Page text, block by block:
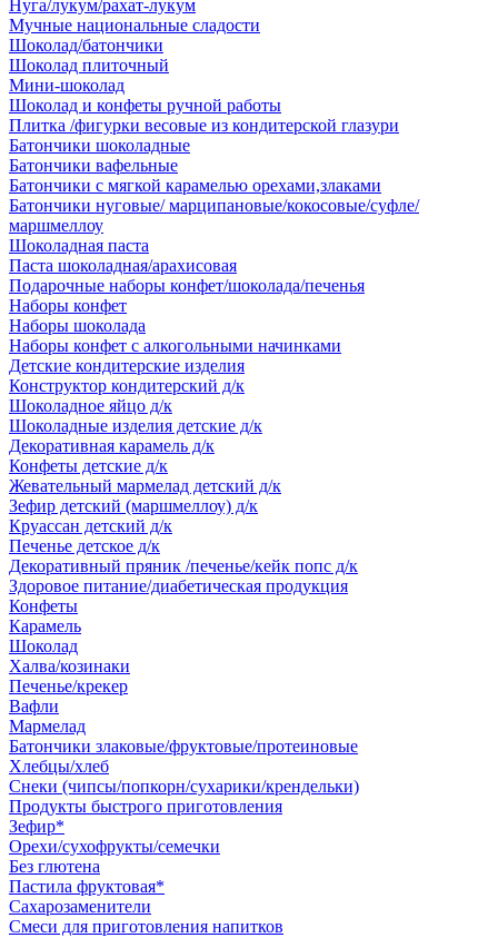
Нуга/лукум/рахат-лукум
Мучные национальные сладости
Шоколад/батончики
Шоколад плиточный
Мини-шоколад
Шоколад и конфеты ручной работы
Плитка /фигурки весовые из кондитерской глазури
Батончики шоколадные
Батончики вафельные
Батончики с мягкой карамелью орехами,злаками
Батончики нуговые/ марципановые/кокосовые/суфле/
маршмеллоу
Шоколадная паста
Паста шоколадная/арахисовая
Подарочные наборы конфет/шоколада/печенья
Наборы конфет
Наборы шоколада
Наборы конфет с алкогольными начинками
Детские кондитерские изделия
Конструктор кондитерский д/к
Шоколадное яйцо д/к
Шоколадные изделия детские д/к
Декоративная карамель д/к
Конфеты детские д/к
Жевательный мармелад детский д/к
Зефир детский (маршмеллоу) д/к
Круассан детский д/к
Печенье детское д/к
Декоративный пряник /печенье/кейк попс д/к
Здоровое питание/диабетическая продукция
Конфеты
Карамель
Шоколад
Халва/козинаки
Печенье/крекер
Вафли
Мармелад
Батончики злаковые/фруктовые/протеиновые
Хлебцы/хлеб
Снеки (чипсы/попкорн/сухарики/крендельки)
Продукты быстрого приготовления
Зефир*
Орехи/сухофрукты/семечки
Без глютена
Пастила фруктовая*
Сахарозаменители
Смеси для приготовления напитков